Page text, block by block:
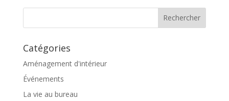
Catégories
Aménagement d'intérieur
Événements
La vie au bureau